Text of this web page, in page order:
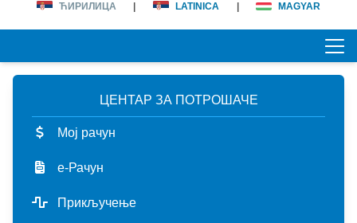
ЋИРИЛИЦА LATINICA MAGYAR
ПОЧЕТНА
О НАМА
лична карта
КОРИСНИЦИ
ЦЕНТАР ЗА ПОТРОШАЧЕ
Мој рачун
е-Рачун
Прикључење